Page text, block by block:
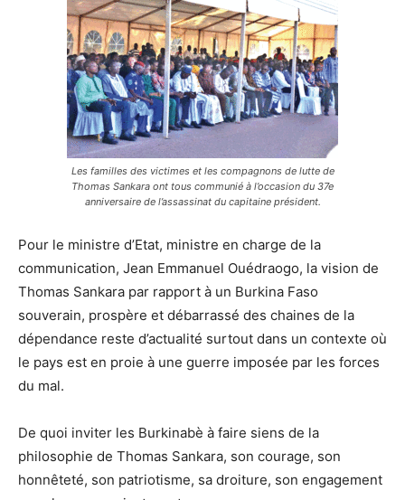
Les familles des victimes et les compagnons de lutte de
Thomas Sankara ont tous communié à l’occasion du 37e
anniversaire de l’assassinat du capitaine président.
Pour le ministre d’Etat, ministre en charge de la
communication, Jean Emmanuel Ouédraogo, la vision de
Thomas Sankara par rapport à un Burkina Faso
souverain, prospère et débarrassé des chaines de la
dépendance reste d’actualité surtout dans un contexte où
le pays est en proie à une guerre imposée par les forces
du mal.
De quoi inviter les Burkinabè à faire siens de la
philosophie de Thomas Sankara, son courage, son
honnêteté, son patriotisme, sa droiture, son engagement